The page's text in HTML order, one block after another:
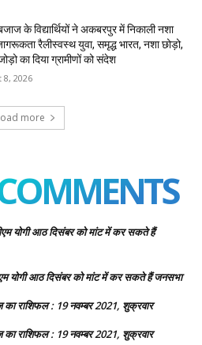
के विद्यार्थियों ने अकबरपुर में निकाली नशा
रैलीस्वस्थ युवा, समृद्ध भारत, नशा छोड़ो,
का दिया ग्रामीणों को संदेश
8, 2026
more
योगी आठ दिसंबर को मांट में कर सकते हैं
योगी आठ दिसंबर को मांट में कर सकते हैं जनसभा
राशिफल : 19 नवम्बर 2021, शुक्रवार
राशिफल : 19 नवम्बर 2021, शुक्रवार